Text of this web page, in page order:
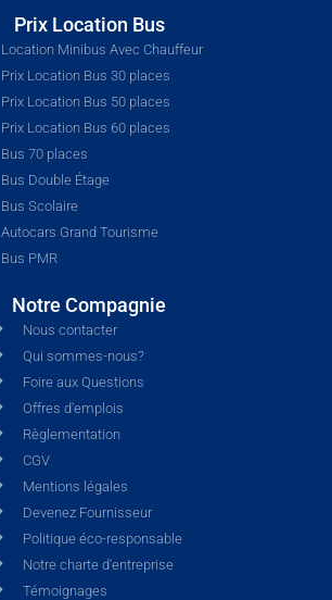
Prix Location Bus
Location Minibus Avec Chauffeur
Prix Location Bus 30 places
Prix Location Bus 50 places
Prix Location Bus 60 places
Bus 70 places
Bus Double Étage
Bus Scolaire
Autocars Grand Tourisme
Bus PMR
Notre Compagnie
Nous contacter
Qui sommes-nous?
Foire aux Questions
Offres d'emplois
Règlementation
CGV
Mentions légales
Devenez Fournisseur
Politique éco-responsable
Notre charte d'entreprise
Témoignages